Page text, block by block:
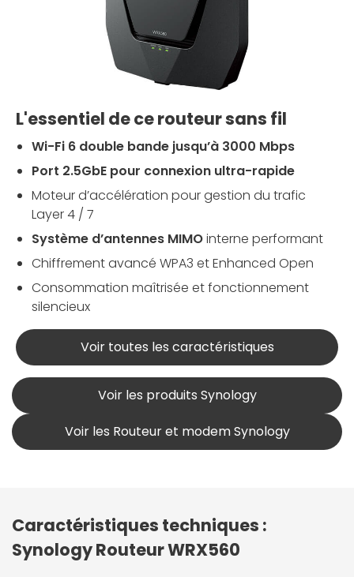
L'essentiel de ce routeur sans fil
Wi-Fi 6 double bande jusqu’à 3000 Mbps
Port 2.5GbE pour connexion ultra-rapide
Moteur d’accélération pour gestion du trafic
Layer 4 / 7
Système d’antennes MIMOinterne performant
Chiffrement avancé WPA3 et Enhanced Open
Consommation maîtrisée et fonctionnement
silencieux
Voir toutes les caractéristiques
Voir les produits Synology
Voir les Routeur et modem Synology
Caractéristiques techniques :
Synology Routeur WRX560